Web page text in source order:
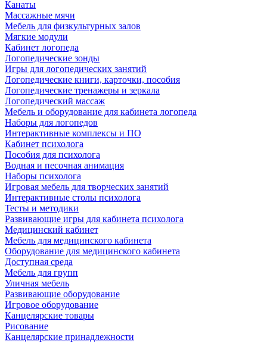
Канаты
Массажные мячи
Мебель для физкультурных залов
Мягкие модули
Кабинет логопеда
Логопедические зонды
Игры для логопедических занятий
Логопедические книги, карточки, пособия
Логопедические тренажеры и зеркала
Логопедический массаж
Мебель и оборудование для кабинета логопеда
Наборы для логопедов
Интерактивные комплексы и ПО
Кабинет психолога
Пособия для психолога
Водная и песочная анимация
Наборы психолога
Игровая мебель для творческих занятий
Интерактивные столы психолога
Тесты и методики
Развивающие игры для кабинета психолога
Медицинский кабинет
Мебель для медицинского кабинета
Оборудование для медицинского кабинета
Доступная среда
Мебель для групп
Уличная мебель
Развивающие оборудование
Игровое оборудование
Канцелярские товары
Рисование
Канцелярские принадлежности